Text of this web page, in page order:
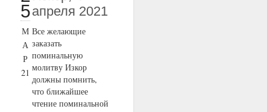
5
М
А
Р
21
апреля 2021
Все желающие
заказать
поминальную
молитву Изкор
должны помнить,
что ближайшее
чтение поминальной